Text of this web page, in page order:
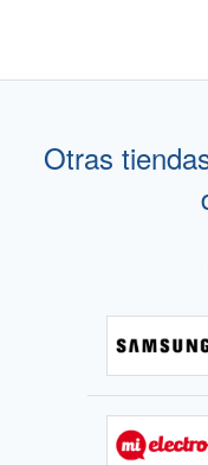
Otras